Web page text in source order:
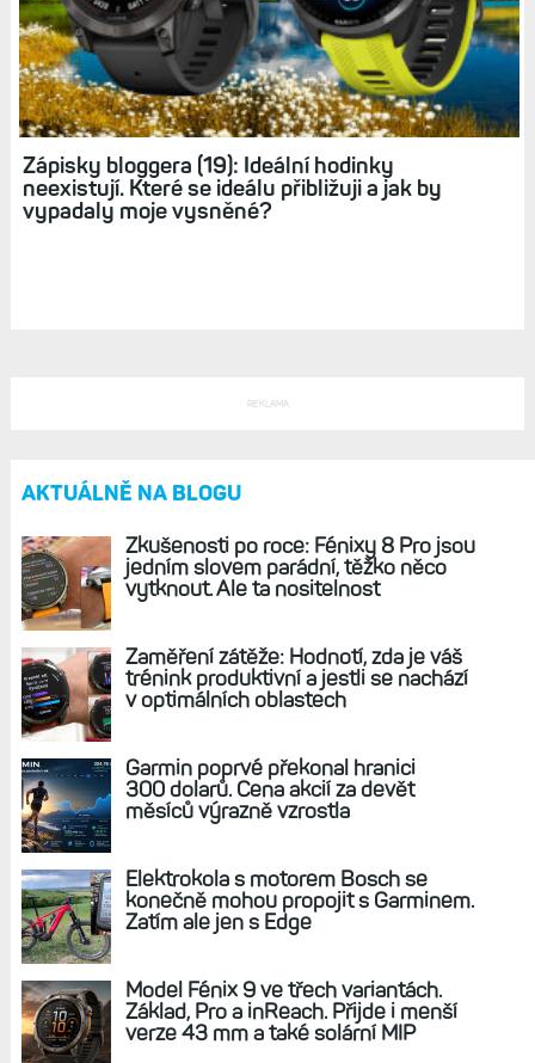
Zápisky bloggera (19): Ideální hodinky
neexistují. Které se ideálu přibližuji a jak by
vypadaly moje vysněné?
REKLAMA
AKTUÁLNĚ NA BLOGU
jedním slovem parádní, těžko něco
vytknout. Ale ta nositelnost
trénink produktivní a jestli se nachází
v optimálních oblastech